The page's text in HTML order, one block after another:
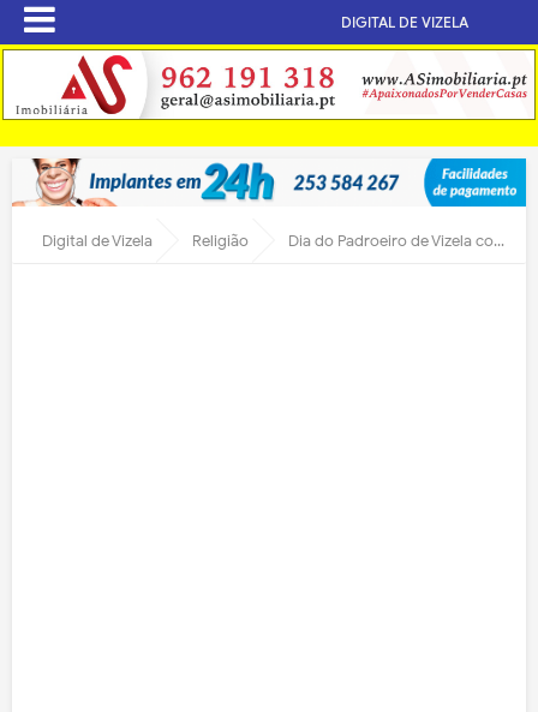
DIGITAL DE VIZELA
Digital de Vizela Religião Dia do Padroeiro de Vizela com imenso calor